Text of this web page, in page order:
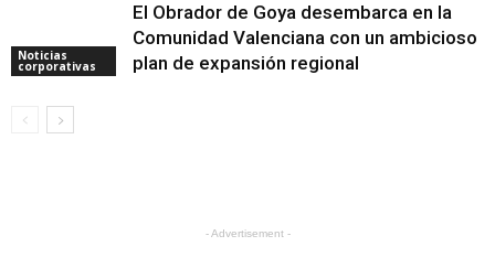
Noticias
corporativas
El Obrador de Goya desembarca en la
Comunidad Valenciana con un ambicioso
plan de expansión regional
- Advertisement -